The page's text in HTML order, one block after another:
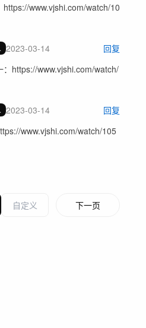
https://www.vjshi.com/watch/10
2023-03-14
回复
：https://www.vjshi.com/watch/
2023-03-14
回复
www.vjshi.com/watch/105
下一页